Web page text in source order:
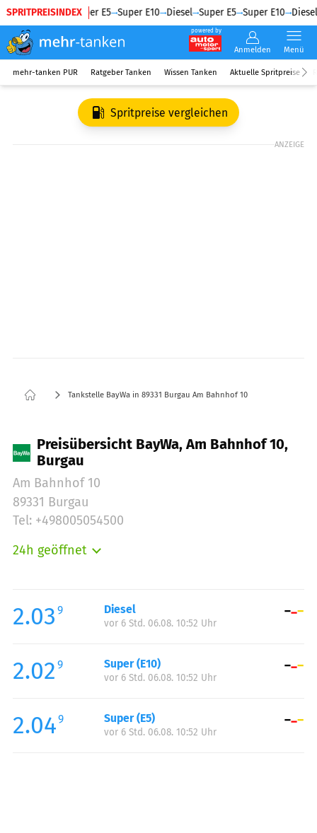
SPRITPREISINDEX
Diesel Super E5 Super E10 Diesel Super E5 Super E10 Diesel
powered by
Anmelden Menü
mehr-tanken PUR Ratgeber Tanken Wissen Tanken Aktuelle Spritpreise
Spritpreise vergleichen
ANZEIGE
Tankstelle BayWa in 89331 Burgau Am Bahnhof 10
Preisübersicht BayWa, Am Bahnhof 10,
Burgau
Am Bahnhof 10
89331 Burgau
Tel: +498005054500
24h geöffnet
Mittwoch:
00:00-24:00
Donnerstag:
Samstag:
00:00-24:00
Sonntag:
2.03 9 Diesel
vor 6 Std. 06.08. 10:52 Uhr
2.02 9 Super (E10)
vor 6 Std. 06.08. 10:52 Uhr
2.049 Super (E5)
vor 6 Std. 06.08. 10:52 Uhr